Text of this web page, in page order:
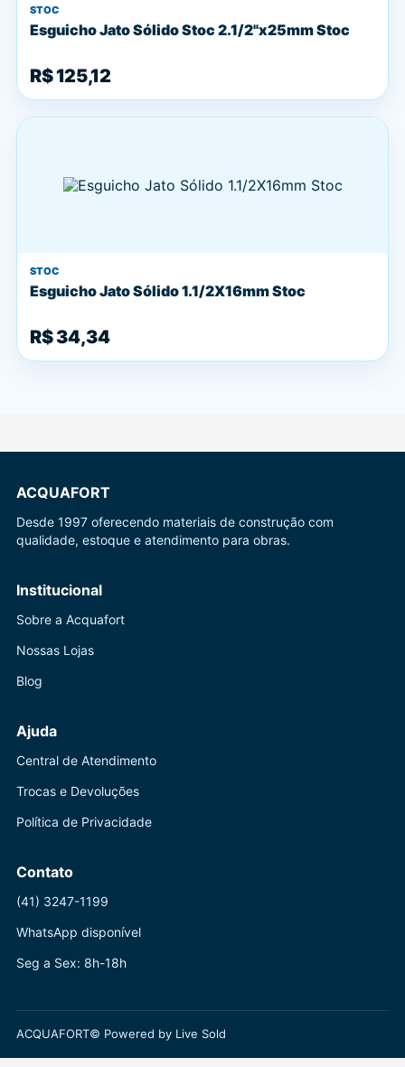
STOC
Esguicho Jato Sólido Stoc 2.1/2"x25mm Stoc
R$ 125,12
STOC
Esguicho Jato Sólido 1.1/2X16mm Stoc
R$ 34,34
ACQUAFORT
Desde 1997 oferecendo materiais de construção com
qualidade, estoque e atendimento para obras.
Institucional
Sobre a Acquafort
Nossas Lojas
Blog
Ajuda
Central de Atendimento
Trocas e Devoluções
Política de Privacidade
Contato
(41) 3247-1199
WhatsApp disponível
Seg a Sex: 8h-18h
ACQUAFORT© Powered by Live Sold